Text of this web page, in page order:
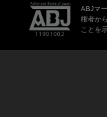
ABJマ
権者か
ことを